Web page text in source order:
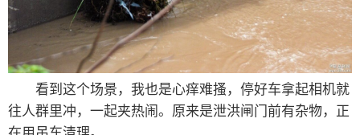
看到这个场景，我也是心痒难搔，停好车拿起相机就
往人群里冲，一起夹热闹。原来是泄洪闸门前有杂物，正